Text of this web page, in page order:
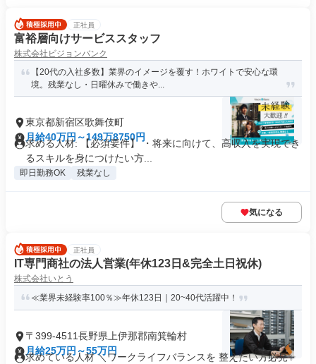
正社員
富裕層向けサービススタッフ
株式会社ビジョンバンク
【20代の入社多数】業界のイメージを覆す！ホワイトで安心な環
境。残業なし・日曜休みで働きや...
東京都新宿区歌舞伎町
月給40万円～149万8750円
求める人材: 【必須要件】 ・将来に向けて、高収入を実現でき
るスキルを身につけたい方...
即日勤務OK 残業なし
気になる
正社員
IT専門商社の法人営業(年休123日&完全土日祝休)
株式会社いとう
≪業界未経験率100％≫年休123日｜20~40代活躍中！
〒399-4511長野県上伊那郡南箕輪村
月給25万円～55万円
求めている人材 ＼ワークライフバランスを 整えたい方必見✨